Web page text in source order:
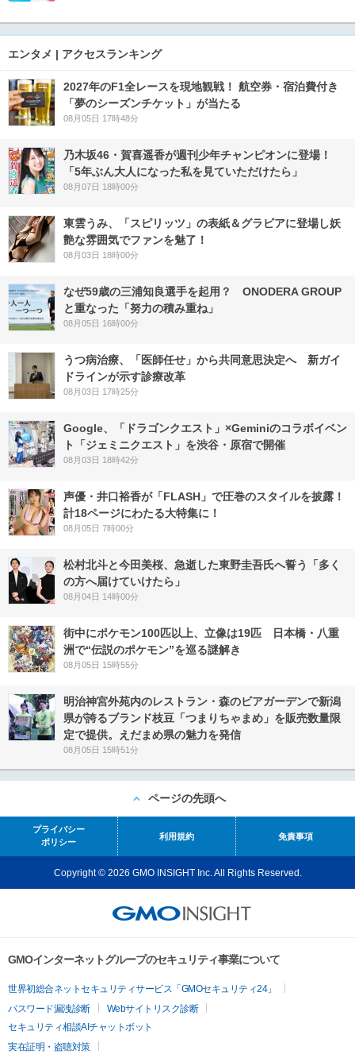
エンタメ | アクセスランキング
2027年のF1全レースを現地観戦！ 航空券・宿泊費付き
「夢のシーズンチケット」が当たる
08月05日 17時48分
乃木坂46・賀喜遥香が週刊少年チャンピオンに登場！
「5年ぶん大人になった私を見ていただけたら」
08月07日 18時00分
東雲うみ、「スピリッツ」の表紙＆グラビアに登場し妖
艶な雰囲気でファンを魅了！
08月03日 18時00分
なぜ59歳の三浦知良選手を起用？ ONODERA GROUP
と重なった「努力の積み重ね」
08月05日 16時00分
うつ病治療、「医師任せ」から共同意思決定へ 新ガイ
ドラインが示す診療改革
08月03日 17時25分
Google、「ドラゴンクエスト」×Geminiのコラボイベン
ト「ジェミニクエスト」を渋谷・原宿で開催
08月03日 18時42分
声優・井口裕香が「FLASH」で圧巻のスタイルを披露！
計18ページにわたる大特集に！
08月05日 7時00分
松村北斗と今田美桜、急逝した東野圭吾氏へ誓う「多く
の方へ届けていけたら」
08月04日 14時00分
街中にポケモン100匹以上、立像は19匹 日本橋・八重
洲で“伝説のポケモン”を巡る謎解き
08月05日 15時55分
明治神宮外苑内のレストラン・森のビアガーデンで新潟
県が誇るブランド枝豆「つまりちゃまめ」を販売数量限
定で提供。えだまめ県の魅力を発信
08月05日 15時51分
ページの先頭へ
プライバシー
ポリシー
利用規約 免責事項
Copyright © 2026 GMO INSIGHT Inc. All Rights Reserved.
GMOインターネットグループのセキュリティ事業について
世界初総合ネットセキュリティサービス「GMOセキュリティ24」
パスワード漏洩診断
Webサイトリスク診断
セキュリティ相談AIチャットボット
実在証明・盗聴対策